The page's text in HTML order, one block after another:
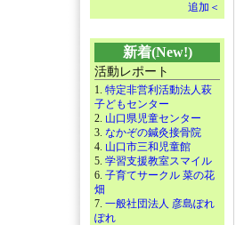
追加＜
新着(New!)
活動レポート
1. 特定非営利活動法人萩
子どもセンター
2. 山口県児童センター
3. なかぞの鍼灸接骨院
4. 山口市三和児童館
5. 学習支援教室スマイル
6. 子育てサークル 菜の花
畑
7. 一般社団法人 彦島ぽれ
ぽれ